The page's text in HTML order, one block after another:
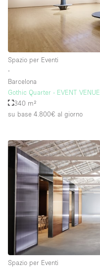
Spazio per Eventi
∙
Barcelona
Gothic Quarter - EVENT VENUE
340 m²
su base 4.800€ al giorno
Spazio per Eventi